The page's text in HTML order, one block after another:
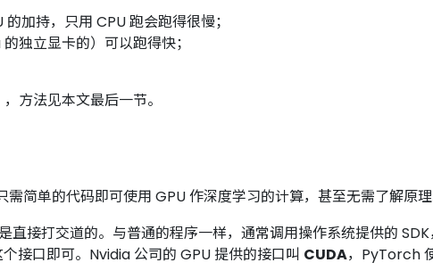
加持，只用 CPU 跑会跑得很慢；
独立显卡的）可以跑得快；
方法见本文最后一节。
简单的代码即可使用 GPU 作深度学习的计算，甚至无需了解原理
直接打交道的。与普通的程序一样，通常调用操作系统提供的
接口即可。Nvidia 公司的 GPU 提供的接口叫 CUDA，PyTorch